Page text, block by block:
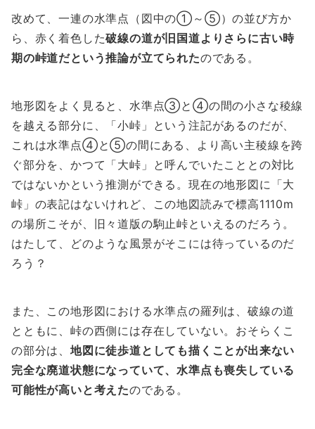
改めて、一連の水準点（図中の①～⑤）の並び方か
ら、赤く着色した破線の道が旧国道よりさらに古い時
期の峠道だという推論が立てられたのである。
地形図をよく見ると、水準点③と④の間の小さな稜線
を越える部分に、「小峠」という注記があるのだが、
これは水準点④と⑤の間にある、より高い主稜線を跨
ぐ部分を、かつて「大峠」と呼んでいたこととの対比
ではないかという推測ができる。現在の地形図に「大
峠」の表記はないけれど、この地図読みで標高1110m
の場所こそが、旧々道版の駒止峠といえるのだろう。
はたして、どのような風景がそこには待っているのだ
ろう？
また、この地形図における水準点の羅列は、破線の道
とともに、峠の西側には存在していない。おそらくこ
の部分は、 地図に徒歩道としても描くことが出来ない
完全な廃道状態になっていて、水準点も喪失している
可能性が高いと考えたのである。